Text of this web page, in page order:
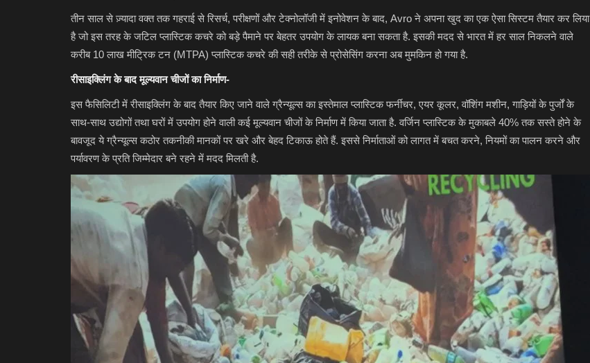
तीन साल से ज़्यादा वक्त तक गहराई से रिसर्च, परीक्षणों और टेक्नोलॉजी में इनोवेशन के बाद, Avro ने अपना खुद का एक ऐसा सिस्टम तैयार कर लिया
है जो इस तरह के जटिल प्लास्टिक कचरे को बड़े पैमाने पर बेहतर उपयोग के लायक बना सकता है. इसकी मदद से भारत में हर साल निकलने वाले
करीब 10 लाख मीट्रिक टन (MTPA) प्लास्टिक कचरे की सही तरीके से प्रोसेसिंग करना अब मुमकिन हो गया है.
रीसाइक्लिंग के बाद मूल्यवान चीजों का निर्माण-
इस फैसिलिटी में रीसाइक्लिंग के बाद तैयार किए जाने वाले ग्रैन्यूल्स का इस्तेमाल प्लास्टिक फर्नीचर, एयर कूलर, वॉशिंग मशीन, गाड़ियों के पुर्जों के
साथ-साथ उद्योगों तथा घरों में उपयोग होने वाली कई मूल्यवान चीजों के निर्माण में किया जाता है. वर्जिन प्लास्टिक के मुकाबले 40% तक सस्ते होने के
बावजूद ये ग्रैन्यूल्स कठोर तकनीकी मानकों पर खरे और बेहद टिकाऊ होते हैं. इससे निर्माताओं को लागत में बचत करने, नियमों का पालन करने और
पर्यावरण के प्रति जिम्मेदार बने रहने में मदद मिलती है.